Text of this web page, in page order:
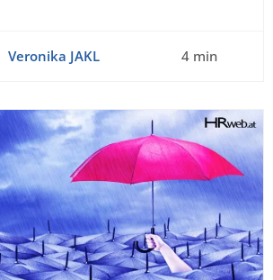
Veronika JAKL 4 min